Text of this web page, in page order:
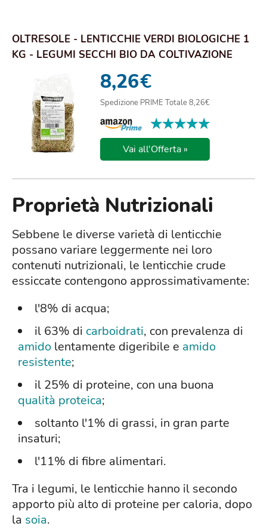
OLTRESOLE - LENTICCHIE VERDI BIOLOGICHE 1
KG - LEGUMI SECCHI BIO DA COLTIVAZIONE
8,26€
Spedizione PRIME Totale 8,26€
★★★★★
★★★★★
Vai all'Offerta »
Proprietà Nutrizionali
Sebbene le diverse varietà di lenticchie
possano variare leggermente nei loro
contenuti nutrizionali, le lenticchie crude
essiccate contengono approssimativamente:
l'8% di acqua;
il 63% di carboidrati, con prevalenza di
amido lentamente digeribile e amido
resistente;
il 25% di proteine, con una buona
qualità proteica;
soltanto l'1% di grassi, in gran parte
insaturi;
l'11% di fibre alimentari.
Tra i legumi, le lenticchie hanno il secondo
apporto più alto di proteine per caloria, dopo
la soia.